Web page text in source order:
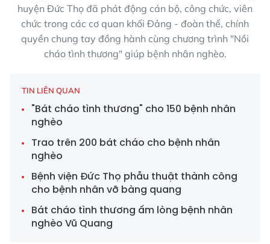
huyện Đức Thọ đã phát động cán bộ, công chức, viên
chức trong các cơ quan khối Đảng - đoàn thể, chính
quyền chung tay đồng hành cùng chương trình "Nồi
cháo tình thương" giúp bệnh nhân nghèo.
TIN LIÊN QUAN
"Bát cháo tình thương" cho 150 bệnh nhân
nghèo
Trao trên 200 bát cháo cho bệnh nhân
nghèo
Bệnh viện Đức Thọ phẫu thuật thành công
cho bệnh nhân vỡ bàng quang
Bát cháo tình thương ấm lòng bệnh nhân
nghèo Vũ Quang